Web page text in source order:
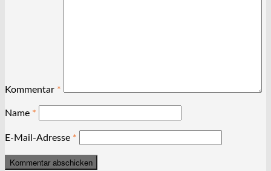
Kommentar *
Name *
E-Mail-Adresse *